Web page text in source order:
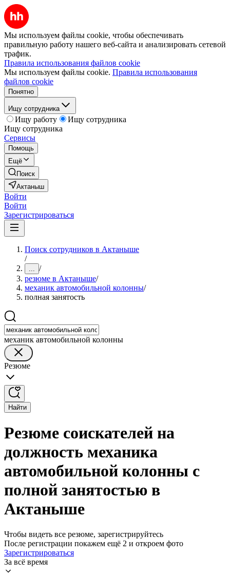
Мы используем файлы cookie, чтобы обеспечивать
правильную работу нашего веб-сайта и анализировать сетевой
трафик.
Правила использования файлов cookie
Мы используем файлы cookie. Правила использования
файлов cookie
Понятно
Ищу сотрудника
Ищу работу
Ищу сотрудника
Ищу сотрудника
Сервисы
Помощь
Ещё
Поиск
Актаныш
Войти
Войти
Зарегистрироваться
Поиск сотрудников в Актаныше
/
... /
резюме в Актаныше/
механик автомобильной колонны/
полная занятость
механик автомобильной колонны
Резюме
Найти
Резюме соискателей на
должность механика
автомобильной колонны с
полной занятостью в
Актаныше
Чтобы видеть все резюме, зарегистрируйтесь
После регистрации покажем ещё 2 и откроем фото
Зарегистрироваться
За всё время